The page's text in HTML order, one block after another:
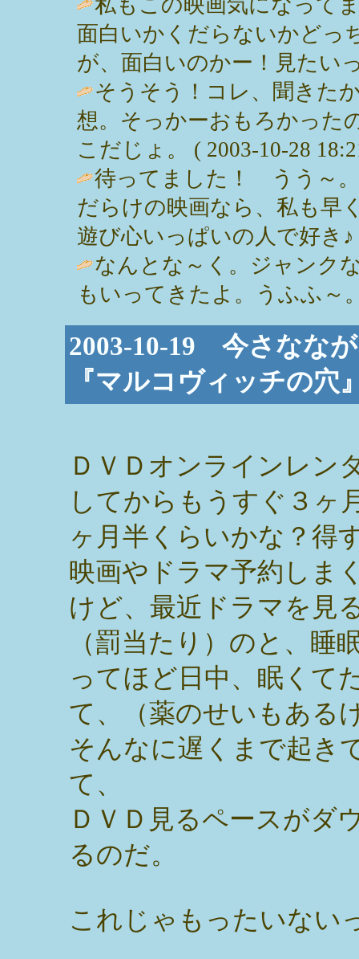
面白いかくだらないかどっ
が、面白いのかー！見たい
そうそう！コレ、聞きた
想。そっかーおもろかった
こだじょ。 ( 2003-10-28
待ってました！ うう～
だらけの映画なら、私も早
遊び心いっぱいの人で好き
なんとな～く。ジャンク
もいってきたよ。うふふ～
2003-10-19 今さなな
『マルコヴィッチの穴
ＤＶＤオンラインレン
してからもうすぐ３ヶ
ヶ月半くらいかな？得
映画やドラマ予約しま
けど、最近ドラマを見
（罰当たり）のと、睡
ってほど日中、眠くて
て、（薬のせいもある
そんなに遅くまで起き
て、
ＤＶＤ見るペースがダ
るのだ。
これじゃもったいない